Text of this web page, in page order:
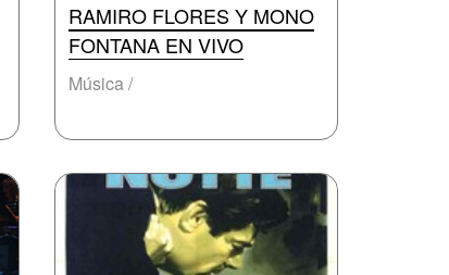
RAMIRO FLORES Y MONO
FONTANA EN VIVO
Música /